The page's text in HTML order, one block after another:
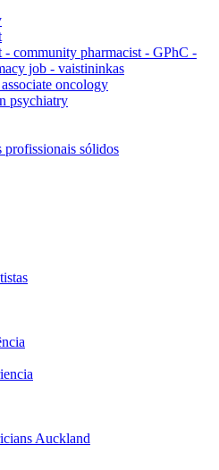
- community pharmacist - GPhC -
job - vaistininkas
oncology
psychiatry
profissionais sólidos
Auckland